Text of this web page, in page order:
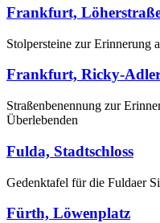
Frankfurt,
Stolpersteine zur Erinnerung
Frankfurt, Ricky-
Straßenbenennung zur
Überlebenden
Fulda, Stadtschloss
Gedenktafel für die Fuldaer
Fürth, Löwenplatz